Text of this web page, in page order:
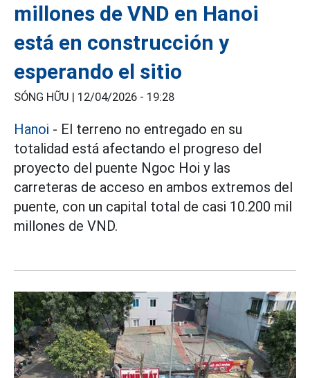
millones de VND en Hanoi
está en construcción y
esperando el sitio
SÓNG HỮU | 12/04/2026 - 19:28
Hanoi - El terreno no entregado en su
totalidad está afectando el progreso del
proyecto del puente Ngoc Hoi y las
carreteras de acceso en ambos extremos del
puente, con un capital total de casi 10.200 mil
millones de VND.